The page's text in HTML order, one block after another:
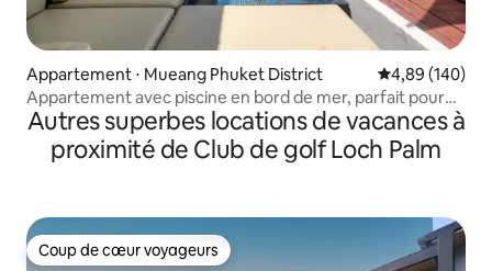
Appartement ⋅ Mueang Phuket District Évaluation
4,89 (140)
Appartement avec piscine en bord de mer, parfait pour
les familles
Autres superbes locations de vacances à
proximité de Club de golf Loch Palm
Coup de cœur voyageurs
Coup de cœur voyageurs